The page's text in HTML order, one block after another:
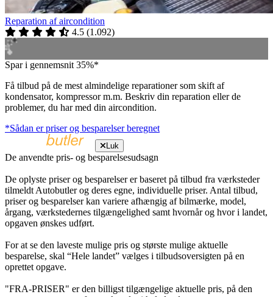
Reparation af aircondition
4.5 (1.092)
Spar i gennemsnit 35%*
Få tilbud på de mest almindelige reparationer som skift af
kondensator, kompressor m.m. Beskriv din reparation eller de
problemer, du har med din aircondition.
*Sådan er priser og besparelser beregnet
Luk
De anvendte pris- og besparelsesudsagn
De oplyste priser og besparelser er baseret på tilbud fra værksteder
tilmeldt Autobutler og deres egne, individuelle priser. Antal tilbud,
priser og besparelser kan variere afhængig af bilmærke, model,
årgang, værkstedernes tilgængelighed samt hvornår og hvor i landet,
opgaven ønskes udført.
For at se den laveste mulige pris og største mulige aktuelle
besparelse, skal “Hele landet” vælges i tilbudsoversigten på en
oprettet opgave.
"FRA-PRISER" er den billigst tilgængelige aktuelle pris, på den